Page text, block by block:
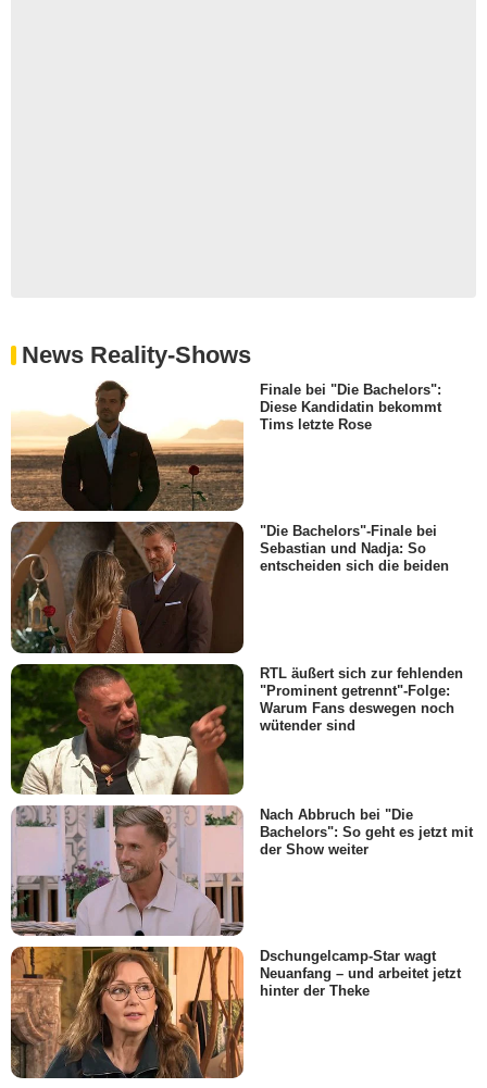
News Reality-Shows
Finale bei "Die Bachelors":
Diese Kandidatin bekommt
Tims letzte Rose
"Die Bachelors"-Finale bei
Sebastian und Nadja: So
entscheiden sich die beiden
RTL äußert sich zur fehlenden
"Prominent getrennt"-Folge:
Warum Fans deswegen noch
wütender sind
Nach Abbruch bei "Die
Bachelors": So geht es jetzt mit
der Show weiter
Dschungelcamp-Star wagt
Neuanfang – und arbeitet jetzt
hinter der Theke